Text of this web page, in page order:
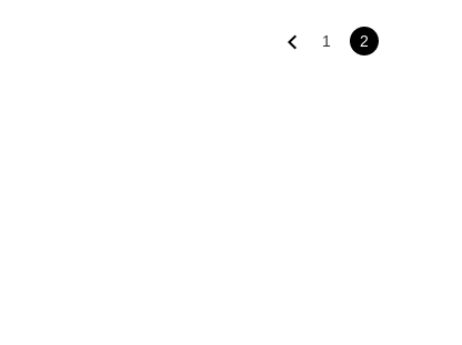
주시 구좌읍 송당5길 68-140 (송당리 874-4) 전화 : 010-9364-2819 영업
: 월~토 10:00 ~ 18:00 일 14:00 ~ 18:00 메뉴 및 가격 : 아메리카노 0.5 (hot)
1 2